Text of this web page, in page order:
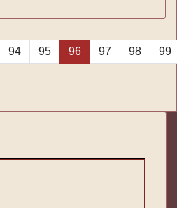
94 95 96 97 98 99